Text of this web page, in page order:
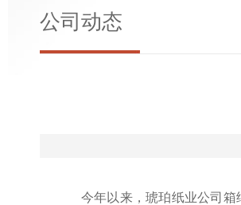
公司动态
今年以来，琥珀纸业公司